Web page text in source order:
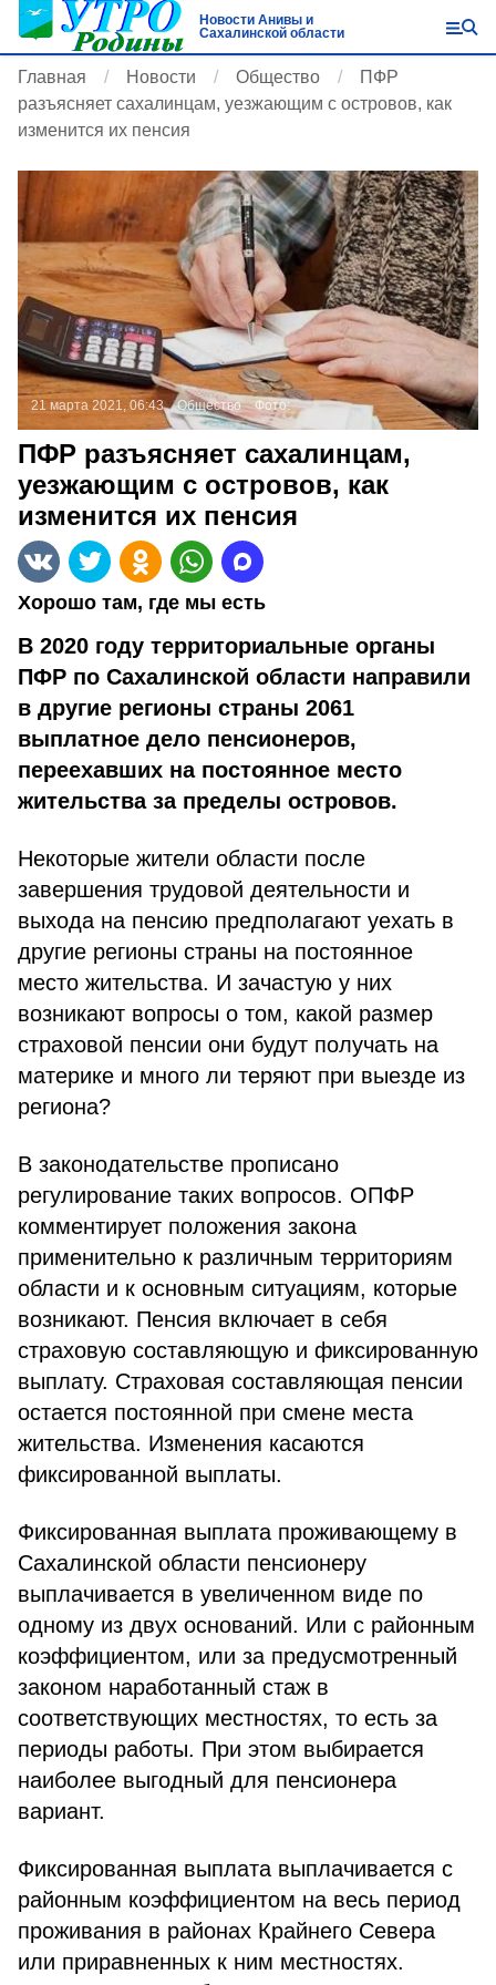
Новости Анивы и
Сахалинской области
Главная Новости Общество
ПФР
разъясняет сахалинцам, уезжающим с островов, как
изменится их пенсия
21 марта 2021, 06:43 Общество Фото:
ПФР разъясняет сахалинцам,
уезжающим с островов, как
изменится их пенсия
Хорошо там, где мы есть
В 2020 году территориальные органы
ПФР по Сахалинской области направили
в другие регионы страны 2061
выплатное дело пенсионеров,
переехавших на постоянное место
жительства за пределы островов.
Некоторые жители области после
завершения трудовой деятельности и
выхода на пенсию предполагают уехать в
другие регионы страны на постоянное
место жительства. И зачастую у них
возникают вопросы о том, какой размер
страховой пенсии они будут получать на
материке и много ли теряют при выезде из
региона?
В законодательстве прописано
регулирование таких вопросов. ОПФР
комментирует положения закона
применительно к различным территориям
области и к основным ситуациям, которые
возникают. Пенсия включает в себя
страховую составляющую и фиксированную
выплату. Страховая составляющая пенсии
остается постоянной при смене места
жительства. Изменения касаются
фиксированной выплаты.
Фиксированная выплата проживающему в
Сахалинской области пенсионеру
выплачивается в увеличенном виде по
одному из двух оснований. Или с районным
коэффициентом, или за предусмотренный
законом наработанный стаж в
соответствующих местностях, то есть за
периоды работы. При этом выбирается
наиболее выгодный для пенсионера
вариант.
Фиксированная выплата выплачивается с
районным коэффициентом на весь период
проживания в районах Крайнего Севера
или приравненных к ним местностях.